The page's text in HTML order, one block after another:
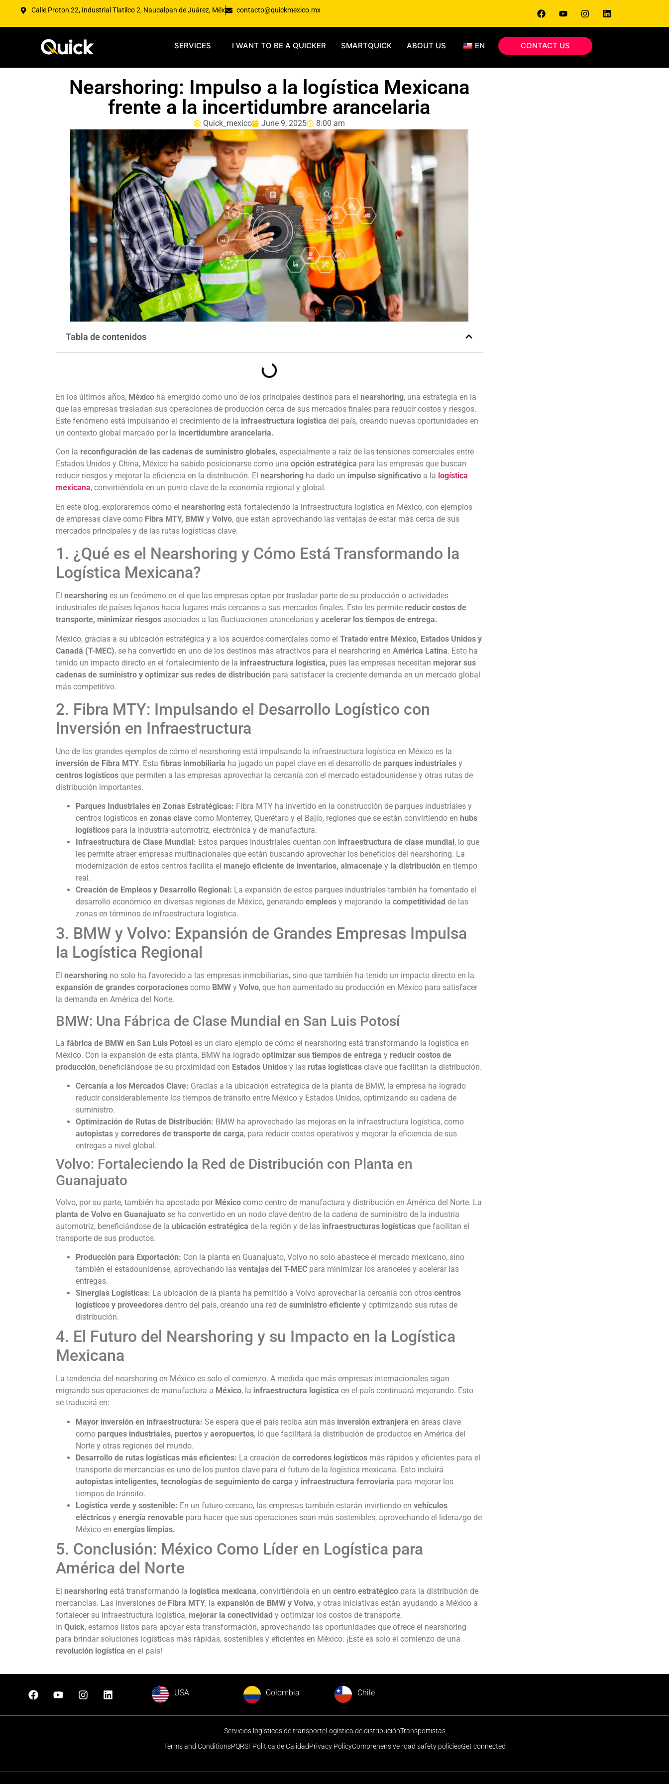
Calle Proton 22, Industrial Tlatilco 2, Naucalpan de Juárez, Méx contacto@quickmexico.mx
SERVICES I WANT TO BE A QUICKER SMARTQUICK ABOUT US EN CONTACT US
Nearshoring: Impulso a la logística Mexicana
frente a la incertidumbre arancelaria
Quick_mexico June 9, 2025 8:00 am
Tabla de contenidos
En los últimos años, México ha emergido como uno de los principales destinos para el nearshoring, una estrategia en la
que las empresas trasladan sus operaciones de producción cerca de sus mercados finales para reducir costos y riesgos.
Este fenómeno está impulsando el crecimiento de la infraestructura logística del país, creando nuevas oportunidades en
un contexto global marcado por la incertidumbre arancelaria.
Con la reconfiguración de las cadenas de suministro globales, especialmente a raíz de las tensiones comerciales entre
Estados Unidos y China, México ha sabido posicionarse como una opción estratégica para las empresas que buscan
reducir riesgos y mejorar la eficiencia en la distribución. El nearshoring ha dado un impulso significativo a la logística
mexicana, convirtiéndola en un punto clave de la economía regional y global.
En este blog, exploraremos cómo el nearshoring está fortaleciendo la infraestructura logística en México, con ejemplos
de empresas clave como Fibra MTY, BMW y Volvo, que están aprovechando las ventajas de estar más cerca de sus
mercados principales y de las rutas logísticas clave.
1. ¿Qué es el Nearshoring y Cómo Está Transformando la
Logística Mexicana?
El nearshoring es un fenómeno en el que las empresas optan por trasladar parte de su producción o actividades
industriales de países lejanos hacia lugares más cercanos a sus mercados finales. Esto les permite reducir costos de
transporte, minimizar riesgos asociados a las fluctuaciones arancelarias y acelerar los tiempos de entrega.
México, gracias a su ubicación estratégica y a los acuerdos comerciales como el Tratado entre México, Estados Unidos y
Canadá (T-MEC), se ha convertido en uno de los destinos más atractivos para el nearshoring en América Latina. Esto ha
tenido un impacto directo en el fortalecimiento de la infraestructura logística, pues las empresas necesitan mejorar sus
cadenas de suministro y optimizar sus redes de distribución para satisfacer la creciente demanda en un mercado global
más competitivo.
2. Fibra MTY: Impulsando el Desarrollo Logístico con
Inversión en Infraestructura
Uno de los grandes ejemplos de cómo el nearshoring está impulsando la infraestructura logística en México es la
inversión de Fibra MTY. Esta fibras inmobiliaria ha jugado un papel clave en el desarrollo de parques industriales y
centros logísticos que permiten a las empresas aprovechar la cercanía con el mercado estadounidense y otras rutas de
distribución importantes.
Parques Industriales en Zonas Estratégicas: Fibra MTY ha invertido en la construcción de parques industriales y
centros logísticos en zonas clave como Monterrey, Querétaro y el Bajío, regiones que se están convirtiendo en hubs
logísticos para la industria automotriz, electrónica y de manufactura.
Infraestructura de Clase Mundial: Estos parques industriales cuentan con infraestructura de clase mundial , lo que
les permite atraer empresas multinacionales que están buscando aprovechar los beneficios del nearshoring. La
modernización de estos centros facilita el manejo eficiente de inventarios, almacenaje y la distribución en tiempo
real.
Creación de Empleos y Desarrollo Regional: La expansión de estos parques industriales también ha fomentado el
desarrollo económico en diversas regiones de México, generando empleos y mejorando la competitividad de las
zonas en términos de infraestructura logística.
3. BMW y Volvo: Expansión de Grandes Empresas Impulsa
la Logística Regional
El nearshoring no solo ha favorecido a las empresas inmobiliarias, sino que también ha tenido un impacto directo en la
expansión de grandes corporaciones como BMW y Volvo, que han aumentado su producción en México para satisfacer
la demanda en América del Norte.
BMW: Una Fábrica de Clase Mundial en San Luis Potosí
La fábrica de BMW en San Luis Potosíes un claro ejemplo de cómo el nearshoring está transformando la logística en
México. Con la expansión de esta planta, BMW ha logrado optimizar sus tiempos de entrega y reducir costos de
producción, beneficiándose de su proximidad con Estados Unidos y las rutas logísticas clave que facilitan la distribución.
Cercanía a los Mercados Clave: Gracias a la ubicación estratégica de la planta de BMW, la empresa ha logrado
reducir considerablemente los tiempos de tránsito entre México y Estados Unidos, optimizando su cadena de
suministro.
Optimización de Rutas de Distribución: BMW ha aprovechado las mejoras en la infraestructura logística, como
autopistas y corredores de transporte de carga, para reducir costos operativos y mejorar la eficiencia de sus
entregas a nivel global.
Volvo: Fortaleciendo la Red de Distribución con Planta en
Guanajuato
Volvo, por su parte, también ha apostado por México como centro de manufactura y distribución en América del Norte. La
planta de Volvo en Guanajuato se ha convertido en un nodo clave dentro de la cadena de suministro de la industria
automotriz, beneficiándose de la ubicación estratégica de la región y de las infraestructuras logísticas que facilitan el
transporte de sus productos.
Producción para Exportación: Con la planta en Guanajuato, Volvo no solo abastece el mercado mexicano, sino
también el estadounidense, aprovechando las ventajas del T-MEC para minimizar los aranceles y acelerar las
entregas.
Sinergias Logísticas: La ubicación de la planta ha permitido a Volvo aprovechar la cercanía con otros centros
logísticos y proveedores dentro del país, creando una red de suministro eficiente y optimizando sus rutas de
distribución.
4. El Futuro del Nearshoring y su Impacto en la Logística
Mexicana
La tendencia del nearshoring en México es solo el comienzo. A medida que más empresas internacionales sigan
migrando sus operaciones de manufactura a México, la infraestructura logística en el país continuará mejorando. Esto
se traducirá en:
Mayor inversión en infraestructura: Se espera que el país reciba aún más inversión extranjera en áreas clave
como parques industriales, puertos y aeropuertos, lo que facilitará la distribución de productos en América del
Norte y otras regiones del mundo.
Desarrollo de rutas logísticas más eficientes: La creación de corredores logísticos más rápidos y eficientes para el
transporte de mercancías es uno de los puntos clave para el futuro de la logística mexicana. Esto incluirá
autopistas inteligentes, tecnologías de seguimiento de carga y infraestructura ferroviaria para mejorar los
tiempos de tránsito.
Logística verde y sostenible: En un futuro cercano, las empresas también estarán invirtiendo en vehículos
eléctricos y energía renovable para hacer que sus operaciones sean más sostenibles, aprovechando el liderazgo de
México en energías limpias.
5. Conclusión: México Como Líder en Logística para
América del Norte
El nearshoring está transformando la logística mexicana, convirtiéndola en un centro estratégico para la distribución de
mercancías. Las inversiones de Fibra MTY, la expansión de BMW y Volvo, y otras iniciativas están ayudando a México a
fortalecer su infraestructura logística, mejorar la conectividad y optimizar los costos de transporte.
In Quick, estamos listos para apoyar esta transformación, aprovechando las oportunidades que ofrece el nearshoring
para brindar soluciones logísticas más rápidas, sostenibles y eficientes en México. ¡Este es solo el comienzo de una
revolución logística en el país!
USA Colombia Chile
Servicios logísticos de transporteLogística de distribuciónTransportistas
Terms and ConditionsPQRSFPolitica de CalidadPrivacy PolicyComprehensive road safety policiesGet connected